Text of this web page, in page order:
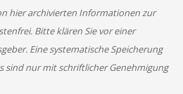
hier archivierten Informationen zur
Bitte klären Sie vor einer
Eine systematische Speicherung
sind nur mit schriftlicher Genehmigung